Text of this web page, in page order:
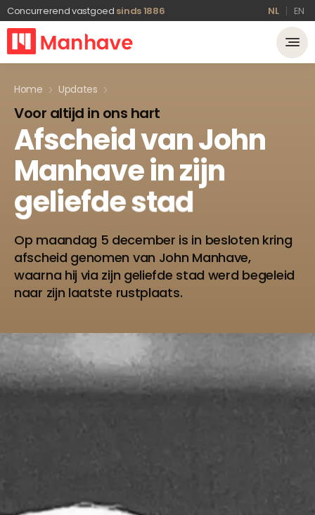
Concurrerend vastgoed sinds 1886 NL EN
Home Updates
Voor altijd in ons hart
AfscheidvanJohn
Manhaveinzijn
geliefdestad
Op maandag 5 december is in besloten kring
afscheid genomen van John Manhave,
waarna hij via zijn geliefde stad werd begeleid
naar zijn laatste rustplaats.